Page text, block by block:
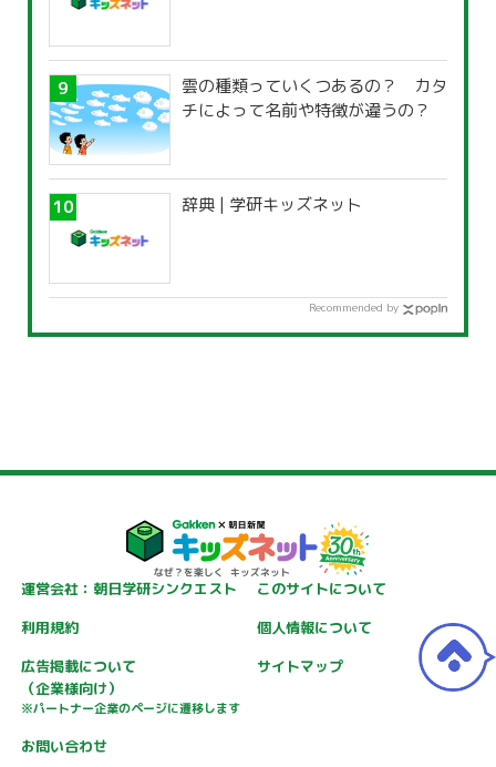
雲の種類っていくつあるの？ カタ
チによって名前や特徴が違うの？
辞典 | 学研キッズネット
Recommended by
運営会社：朝日学研シンクエスト
このサイトについて
利用規約
個人情報について
広告掲載について
（企業様向け）
※パートナー企業のページに遷移します
サイトマップ
お問い合わせ